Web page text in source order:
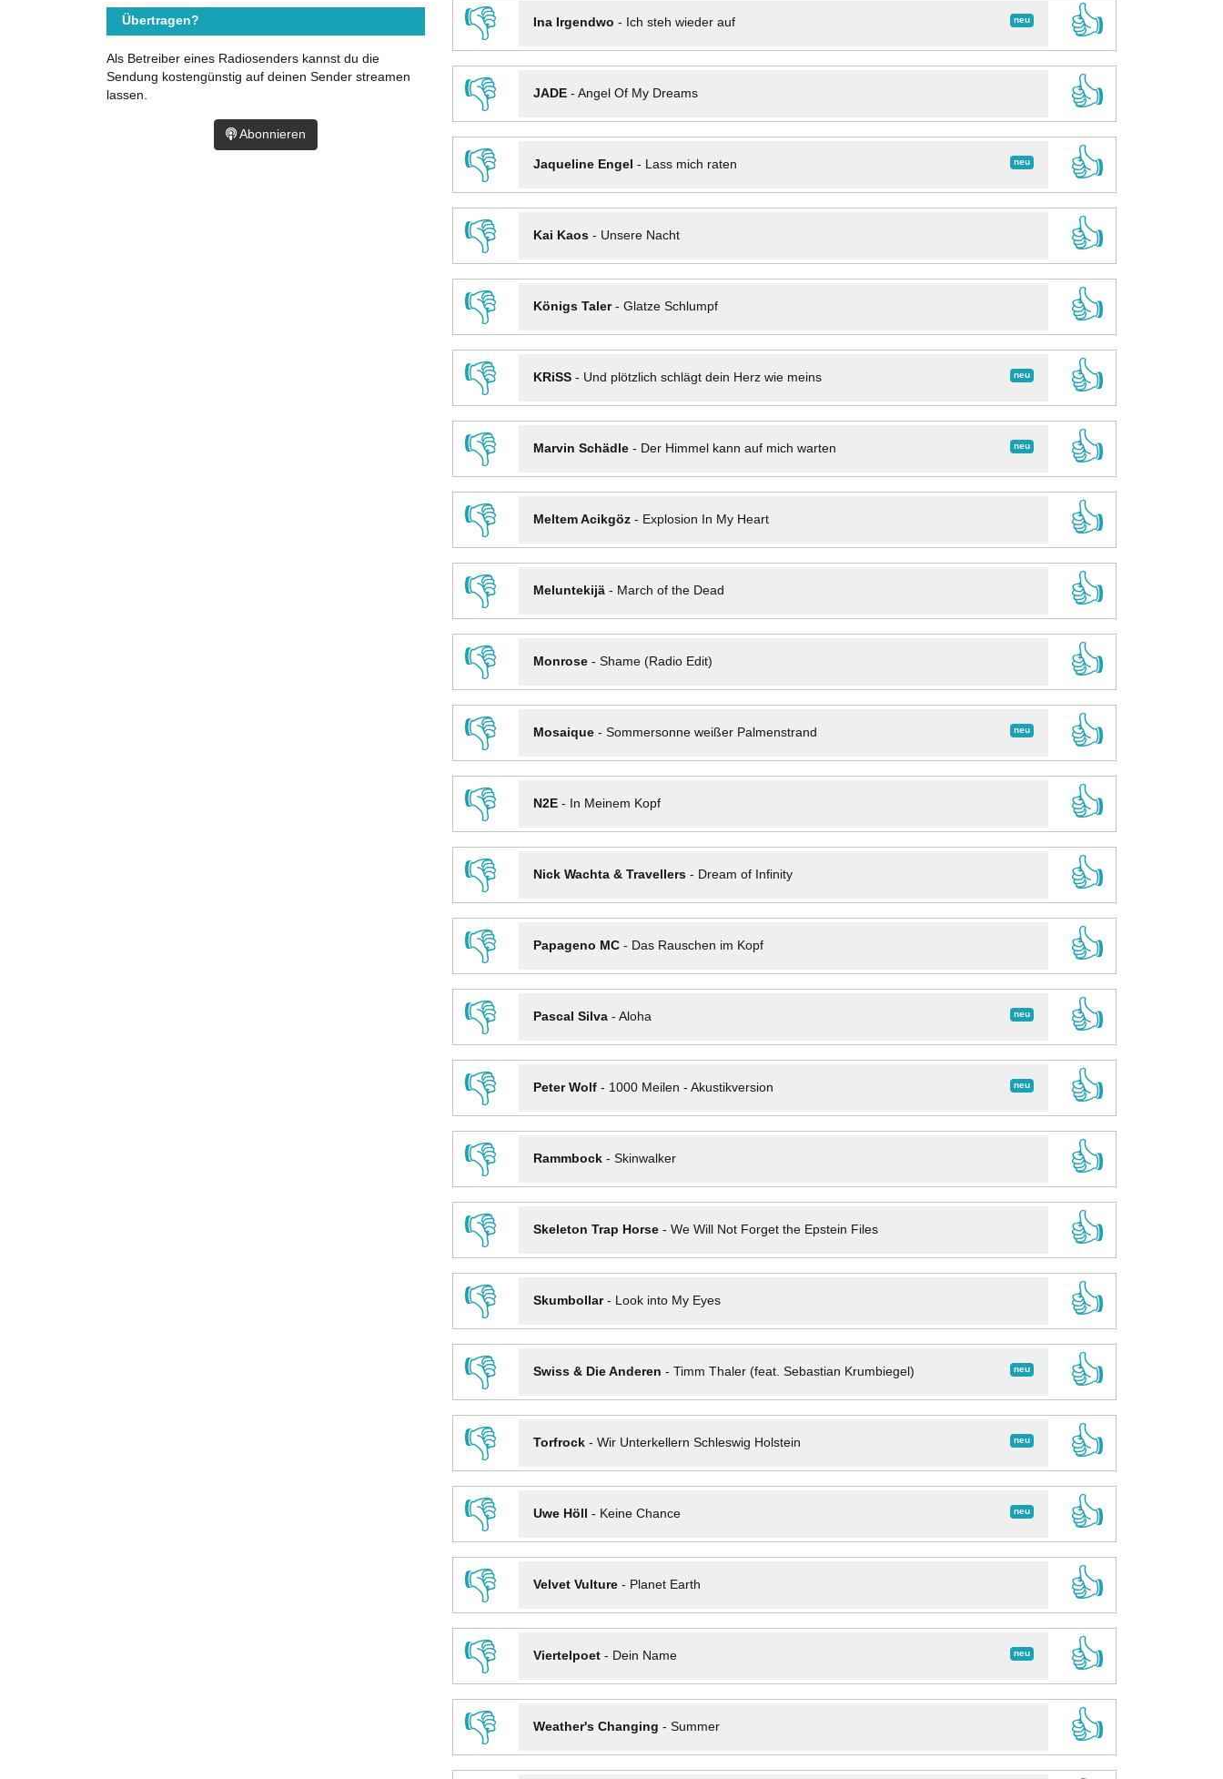
👎
neu
Ina Irgendwo - Ich steh wieder auf
👍
👎
JADE- Angel Of My Dreams
👍
👎
neu
Jaqueline Engel - Lass mich raten
👍
👎
Kai Kaos- Unsere Nacht
👍
👎
Königs Taler- Glatze Schlumpf
👍
👎
neu
KRiSS- Und plötzlich schlägt dein Herz wie meins
👍
👎
neu
Marvin Schädle- Der Himmel kann auf mich warten
👍
👎
Meltem Acikgöz- Explosion In My Heart
👍
👎
Meluntekijä- March of the Dead
👍
👎
Monrose- Shame (Radio Edit)
👍
👎
neu
Mosaique- Sommersonne weißer Palmenstrand
👍
👎
N2E- In Meinem Kopf
👍
👎
Nick Wachta & Travellers- Dream of Infinity
👍
👎
Papageno MC- Das Rauschen im Kopf
👍
👎
neu
Pascal Silva- Aloha
👍
👎
neu
Peter Wolf- 1000 Meilen - Akustikversion
👍
👎
Rammbock- Skinwalker
👍
👎
Skeleton Trap Horse- We Will Not Forget the Epstein Files
👍
👎
Skumbollar- Look into My Eyes
👍
👎
neu
Swiss & Die Anderen - Timm Thaler (feat. Sebastian Krumbiegel)
👍
👎
neu
Torfrock- Wir Unterkellern Schleswig Holstein
👍
👎
neu
Uwe Höll - Keine Chance
👍
👎
Velvet Vulture- Planet Earth
👍
👎
neu
Viertelpoet- Dein Name
👍
👎
Weather's Changing - Summer
👍
Übertragen?
Als Betreiber eines Radiosenders kannst du die
Sendung kostengünstig auf deinen Sender streamen
lassen.
Abonnieren